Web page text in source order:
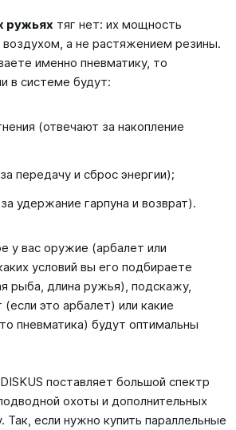
ружьях тяг нет: их мощность
а не растяжением резины.
именно пневматику, то
в системе будут:
(отвечают за накопление
передачу и сброс энергии);
удержание гарпуна и возврат).
у вас оружие (арбалет или
условий вы его подбираете
рыба, длина ружья), подскажу,
это арбалет) или какие
пневматика) будут оптимальны
поставляет большой спектр
охоты и дополнительных
Так, если нужно купить параллельные